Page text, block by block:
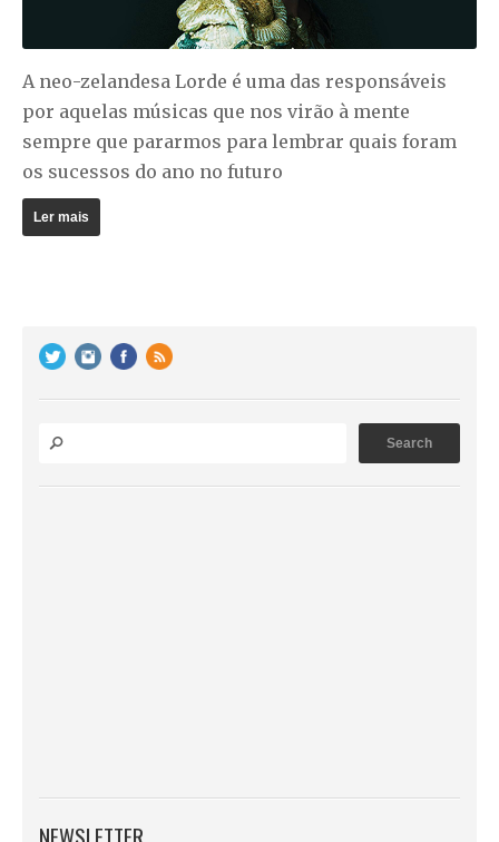
A neo-zelandesa Lorde é uma das responsáveis
por aquelas músicas que nos virão à mente
sempre que pararmos para lembrar quais foram
os sucessos do ano no futuro
Ler mais